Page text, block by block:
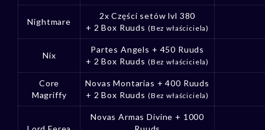
Nightmare
2x Części setów lvl 380
+ 2 Box Ruuds (Bez właściciela)
Nix
Partes Angels + 450 Ruuds
+ 2 Box Ruuds (Bez właściciela)
Core
Magriffy
Novas Montarias + 400 Ruuds
+ 2 Box Ruuds (Bez właściciela)
Novas Armas Divine + 1000